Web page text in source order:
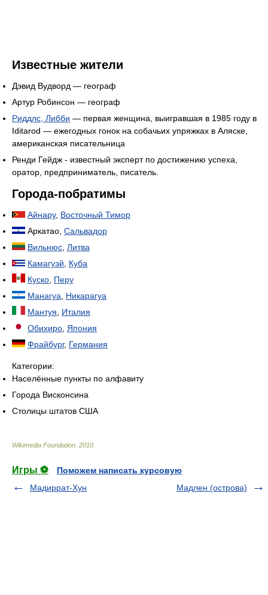
Известные жители
Дэвид Вудворд — географ
Артур Робинсон — географ
Риддлс, Либби — первая женщина, выигравшая в 1985 году в
Iditarod — ежегодных гонок на собачьих упряжках в Аляске,
американская писательница
Ренди Гейдж - известный эксперт по достижению успеха,
оратор, предприниматель, писатель.
Города-побратимы
Айнару, Восточный Тимор
Аркатао, Сальвадор
Вильнюс, Литва
Камагуэй, Куба
Куско, Перу
Манагуа, Никарагуа
Мантуя, Италия
Обихиро, Япония
Фрайбург, Германия
Категории:
Населённые пункты по алфавиту
Города Висконсина
Столицы штатов США
Wikimedia Foundation 2010
Игры ⚽
Поможем написать курсовую
Мадиррат-Хун
Мадлен (острова)